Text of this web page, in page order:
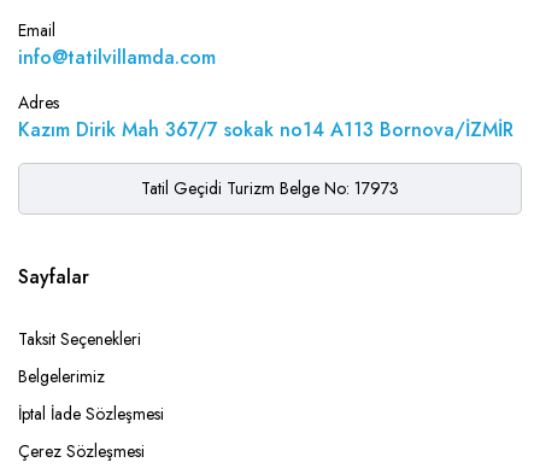
Email
info@tatilvillamda.com
Adres
Kazım Dirik Mah 367/7 sokak no14 A113 Bornova/İZMİR
Tatil Geçidi Turizm Belge No: 17973
Sayfalar
Taksit Seçenekleri
Belgelerimiz
İptal İade Sözleşmesi
Çerez Sözleşmesi